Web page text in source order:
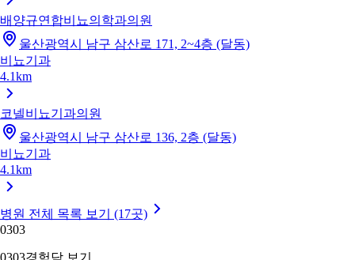
배양규연합비뇨의학과의원
울산광역시 남구 삼산로 171, 2~4층 (달동)
비뇨기과
4.1km
코넬비뇨기과의원
울산광역시 남구 삼산로 136, 2층 (달동)
비뇨기과
4.1km
병원 전체 목록 보기 (17곳)
0303
0303경험담 보기